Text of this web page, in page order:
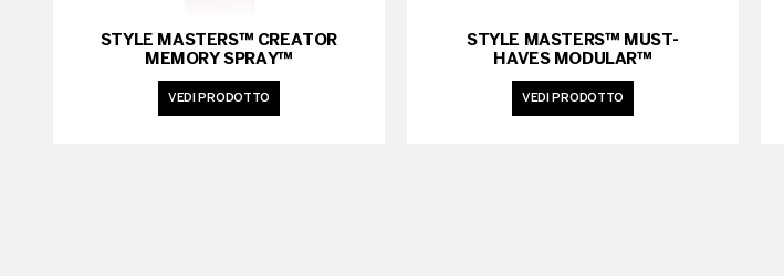
STYLE MASTERS™ CREATOR
MEMORY SPRAY™
VEDI PRODOTTO
STYLE MASTERS™ MUST-
HAVES MODULAR™
VEDI PRODOTTO